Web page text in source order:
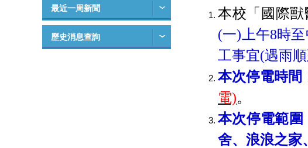
最近一周新聞
歷史消息查詢
本校「國際
(一)上午8時
工事宜(遇雨
本次停電時間
電)。
本次停電範圍
舍、浪浪之家